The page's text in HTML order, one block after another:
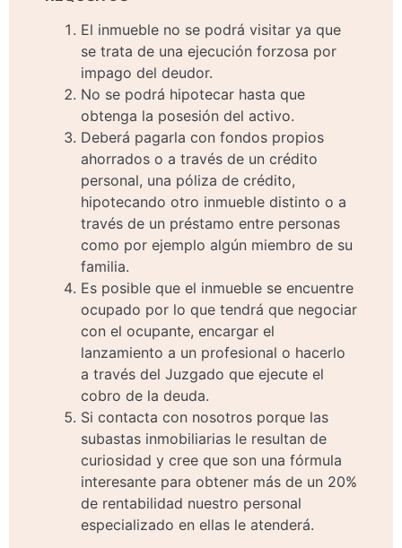
El inmueble no se podrá visitar ya que
se trata de una ejecución forzosa por
impago del deudor.
No se podrá hipotecar hasta que
obtenga la posesión del activo.
Deberá pagarla con fondos propios
ahorrados o a través de un crédito
personal, una póliza de crédito,
hipotecando otro inmueble distinto o a
través de un préstamo entre personas
como por ejemplo algún miembro de su
familia.
Es posible que el inmueble se encuentre
ocupado por lo que tendrá que negociar
con el ocupante, encargar el
lanzamiento a un profesional o hacerlo
a través del Juzgado que ejecute el
cobro de la deuda.
Si contacta con nosotros porque las
subastas inmobiliarias le resultan de
curiosidad y cree que son una fórmula
interesante para obtener más de un 20%
de rentabilidad nuestro personal
especializado en ellas le atenderá.